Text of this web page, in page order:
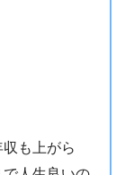
も上がら